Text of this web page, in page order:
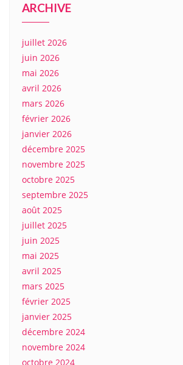
ARCHIVE
juillet 2026
juin 2026
mai 2026
avril 2026
mars 2026
février 2026
janvier 2026
décembre 2025
novembre 2025
octobre 2025
septembre 2025
août 2025
juillet 2025
juin 2025
mai 2025
avril 2025
mars 2025
février 2025
janvier 2025
décembre 2024
novembre 2024
octobre 2024